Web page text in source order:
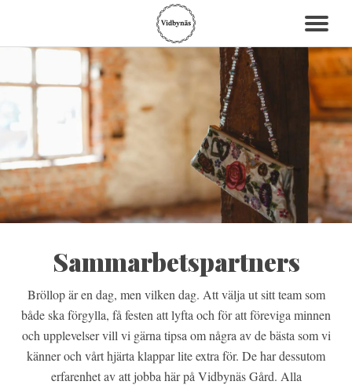
Sammarbetspartners
Bröllop är en dag, men vilken dag. Att välja ut sitt team som
både ska förgylla, få festen att lyfta och för att föreviga minnen
och upplevelser vill vi gärna tipsa om några av de bästa som vi
känner och vårt hjärta klappar lite extra för. De har dessutom
erfarenhet av att jobba här på Vidbynäs Gård. Alla